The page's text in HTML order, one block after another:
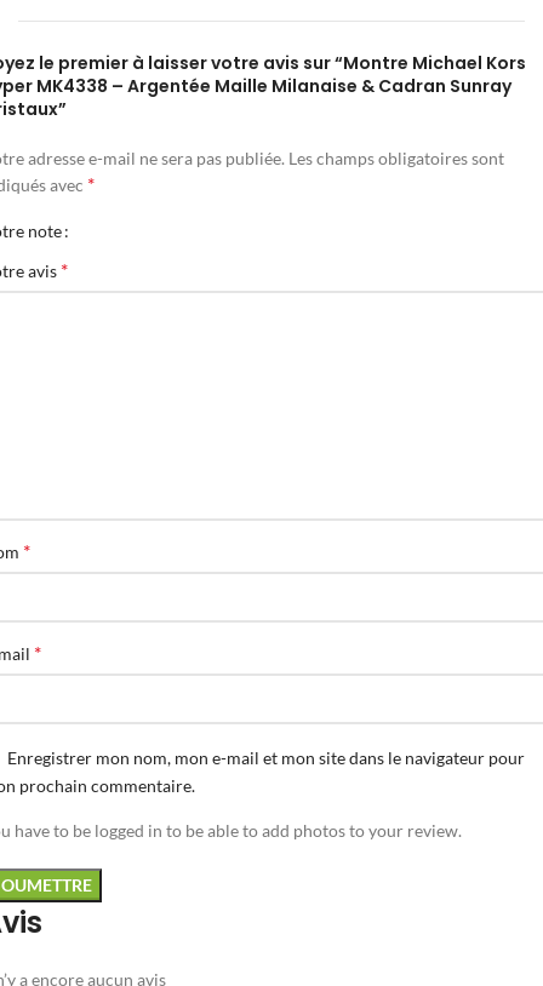
a encore aucun avis
le premier à laisser votre avis sur “Montre Michael Kors
MK4338 – Argentée Maille Milanaise & Cadran Sunray
adresse e-mail ne sera pas publiée. Les champs obligatoires sont
avec *
note
avis *
*
*
Enregistrer mon nom, mon e-mail et mon site dans le navigateur pour
prochain commentaire.
have to be logged in to be able to add photos to your review.